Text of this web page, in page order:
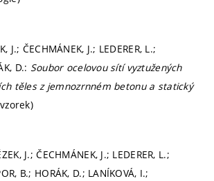
J.; ČECHMÁNEK, J.; LEDERER, L.;
D.: Soubor ocelovou sítí vyztužených
těles z jemnozrnném betonu a statický
J.; ČECHMÁNEK, J.; LEDERER, L.;
B.; HORÁK, D.; LANÍKOVÁ, I.;